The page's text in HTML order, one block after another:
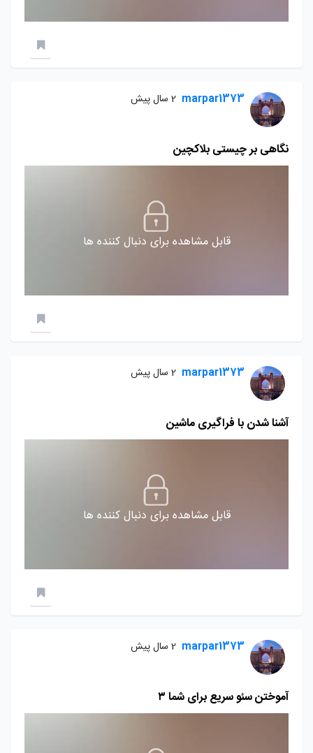
marpar1373 2 سال پیش
نگاهی بر چیستی بلاکچین
قابل مشاهده برای دنبال کننده ها
marpar1373 2 سال پیش
آشنا شدن با فراگیری ماشین
قابل مشاهده برای دنبال کننده ها
marpar1373 2 سال پیش
آموختن سئو سریع برای شما ۳